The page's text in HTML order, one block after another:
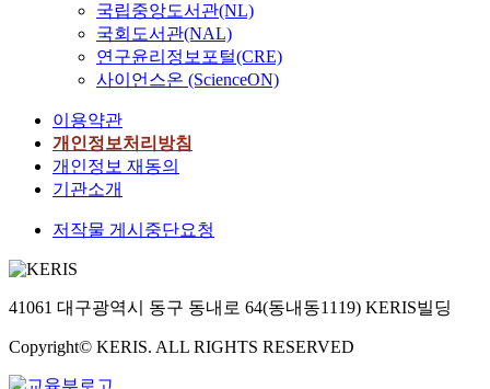
국립중앙도서관(NL)
국회도서관(NAL)
연구윤리정보포털(CRE)
사이언스온 (ScienceON)
이용약관
개인정보처리방침
개인정보 재동의
기관소개
저작물 게시중단요청
41061 대구광역시 동구 동내로 64(동내동1119) KERIS빌딩
Copyright© KERIS. ALL RIGHTS RESERVED